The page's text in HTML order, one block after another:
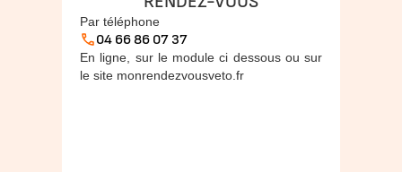
Par téléphone
04 66 86 07 37
En ligne, sur le module ci dessous ou sur
le site monrendezvousveto.fr